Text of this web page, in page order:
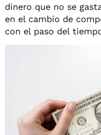
dinero que no se
en el cambio de
con el paso del